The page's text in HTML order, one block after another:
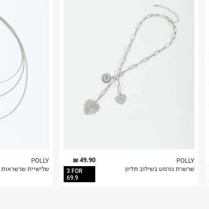
ההחזרות באתר בלבד
בלבד. לא ניתן
POLLY
שלישיית שרשראות
49.90 ₪
3 FOR
69.9
POLLY
שרשרת גורמט בשילוב תליון